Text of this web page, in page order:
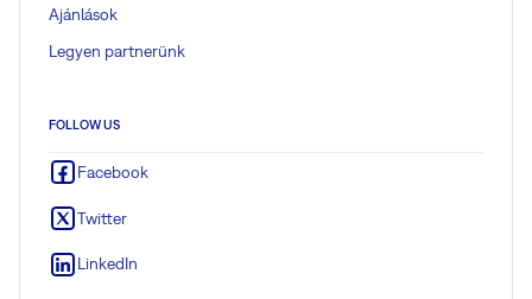
Ajánlások
Legyen partnerünk
FOLLOW US
Facebook
Twitter
LinkedIn